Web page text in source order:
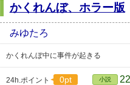
かくれんぼ、ホラー版
みゆたろ
かくれんぼ中に事件が起きる
24h.ポイント 0pt 小説